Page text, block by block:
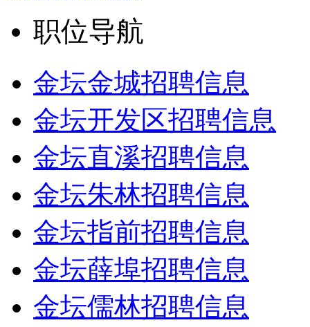
职位导航
金坛金城招聘信息
金坛开发区招聘信息
金坛直溪招聘信息
金坛朱林招聘信息
金坛指前招聘信息
金坛薛埠招聘信息
金坛儒林招聘信息